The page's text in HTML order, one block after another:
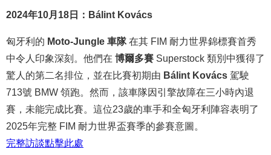
2024年10月18日：Bálint Kovács
匈牙利的 Moto-Jungle 車隊在其 FIM 耐力世界錦標賽首秀
中令人印象深刻。他們在 博爾多賽 Superstock 類別中獲得了
驚人的第二名排位，並在比賽初期由 Bálint Kovács 駕駛
713號 BMW 領跑。然而，該車隊因引擎故障在三小時內退
賽，未能完成比賽。這位23歲的車手和全匈牙利陣容表明了
2025年完整 FIM 耐力世界盃賽季的參賽意圖。
完整訪談點擊此處